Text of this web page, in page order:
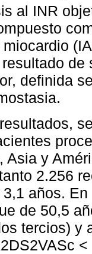
al INR
definida
Asia y
2.256
años.
de 50,5
tercios) y
<